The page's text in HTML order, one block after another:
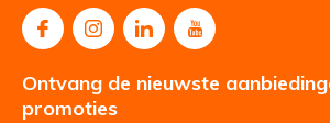
Ontvang de nieuwste
promoties